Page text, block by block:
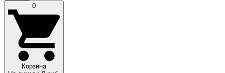
0
Корзина